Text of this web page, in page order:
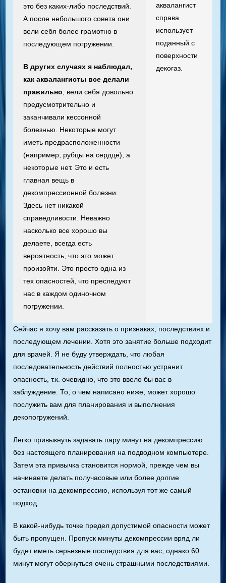
это без каких-либо последствий.
А после небольшого совета они
вели себя более грамотно в
последующем погружении.
В других случаях я наблюдал,
как аквалангисты все делали
правильно , вели себя довольно
предусмотрительно и
заканчивали кессонной
болезнью. Некоторые могут
иметь предрасположенности
(например, рубцы на сердце), а
некоторые нет. Это и есть
главная вещь в
декомпрессионной болезни.
Здесь нет никакой
справедливости. Неважно
насколько все хорошо вы
делаете, всегда есть
вероятность, что это может
произойти. Это просто одна из
тех опасностей, что преследуют
нас в каждом одиночном
погружении.
аквалангист
справа
использует
поданный с
поверхности
декогаз.
Сейчас я хочу вам рассказать о признаках, последствиях и
последующем лечении. Хотя это занятие больше подходит
для врачей. Я не буду утверждать, что любая
последовательность действий полностью устранит
опасность, т.к. очевидно, что это ввело бы вас в
заблуждение. То, о чем написано ниже, может хорошо
послужить вам для планирования и выполнения
декопогружений.
Легко привыкнуть задавать пару минут на декомпрессию
без настоящего планирования на подводном компьютере.
Затем эта привычка становится нормой, прежде чем вы
начинаете делать получасовые или более долгие
остановки на декомпрессию, используя тот же самый
подход.
В какой-нибудь точке предел допустимой опасности может
быть пропущен. Пропуск минуты декомпрессии вряд ли
будет иметь серьезные последствия для вас, однако 60
минут могут обернуться очень страшными последствиями.